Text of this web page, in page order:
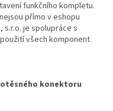
funkčního kompletu.
přímo v eshopu
s.r.o. je spolupráce s
všech komponent.
konektoru